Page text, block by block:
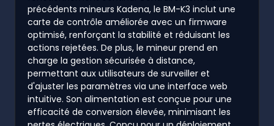
précédents mineurs Kadena, le BM-K3 inclut une
carte de contrôle améliorée avec un firmware
optimisé, renforçant la stabilité et réduisant les
actions rejetées. De plus, le mineur prend en
charge la gestion sécurisée à distance,
permettant aux utilisateurs de surveiller et
d'ajuster les paramètres via une interface web
intuitive. Son alimentation est conçue pour une
efficacité de conversion élevée, minimisant les